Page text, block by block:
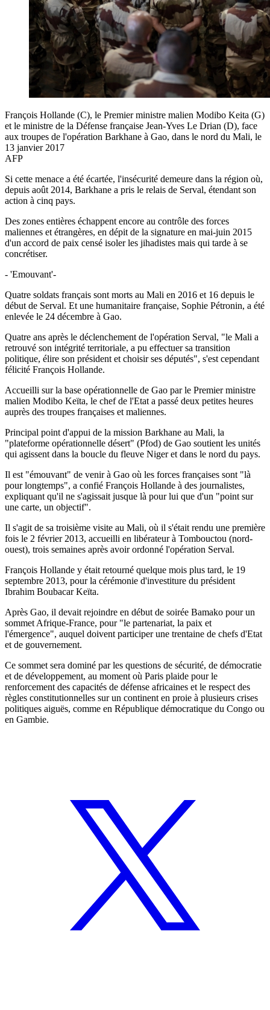
François Hollande (C), le Premier ministre malien Modibo Keita (G)
et le ministre de la Défense française Jean-Yves Le Drian (D), face
aux troupes de l'opération Barkhane à Gao, dans le nord du Mali, le
13 janvier 2017
AFP
Si cette menace a été écartée, l'insécurité demeure dans la région où,
depuis août 2014, Barkhane a pris le relais de Serval, étendant son
action à cinq pays.
Des zones entières échappent encore au contrôle des forces
maliennes et étrangères, en dépit de la signature en mai-juin 2015
d'un accord de paix censé isoler les jihadistes mais qui tarde à se
concrétiser.
- 'Emouvant'-
Quatre soldats français sont morts au Mali en 2016 et 16 depuis le
début de Serval. Et une humanitaire française, Sophie Pétronin, a été
enlevée le 24 décembre à Gao.
Quatre ans après le déclenchement de l'opération Serval, "le Mali a
retrouvé son intégrité territoriale, a pu effectuer sa transition
politique, élire son président et choisir ses députés", s'est cependant
félicité François Hollande.
Accueilli sur la base opérationnelle de Gao par le Premier ministre
malien Modibo Keïta, le chef de l'Etat a passé deux petites heures
auprès des troupes françaises et maliennes.
Principal point d'appui de la mission Barkhane au Mali, la
"plateforme opérationnelle désert" (Pfod) de Gao soutient les unités
qui agissent dans la boucle du fleuve Niger et dans le nord du pays.
Il est "émouvant" de venir à Gao où les forces françaises sont "là
pour longtemps", a confié François Hollande à des journalistes,
expliquant qu'il ne s'agissait jusque là pour lui que d'un "point sur
une carte, un objectif".
Il s'agit de sa troisième visite au Mali, où il s'était rendu une première
fois le 2 février 2013, accueilli en libérateur à Tombouctou (nord-
ouest), trois semaines après avoir ordonné l'opération Serval.
François Hollande y était retourné quelque mois plus tard, le 19
septembre 2013, pour la cérémonie d'investiture du président
Ibrahim Boubacar Keïta.
Après Gao, il devait rejoindre en début de soirée Bamako pour un
sommet Afrique-France, pour "le partenariat, la paix et
l'émergence", auquel doivent participer une trentaine de chefs d'Etat
et de gouvernement.
Ce sommet sera dominé par les questions de sécurité, de démocratie
et de développement, au moment où Paris plaide pour le
renforcement des capacités de défense africaines et le respect des
règles constitutionnelles sur un continent en proie à plusieurs crises
politiques aiguës, comme en République démocratique du Congo ou
en Gambie.